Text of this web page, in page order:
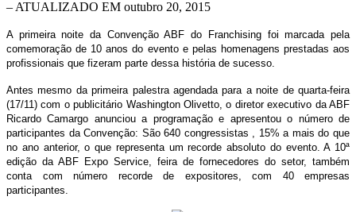
– ATUALIZADO EM outubro 20, 2015
A primeira noite da Convenção ABF do Franchising foi marcada pela
comemoração de 10 anos do evento e pelas homenagens prestadas aos
profissionais que fizeram parte dessa história de sucesso.
Antes mesmo da primeira palestra agendada para a noite de quarta-feira
(17/11) com o publicitário Washington Olivetto, o diretor executivo da ABF
Ricardo Camargo anunciou a programação e apresentou o número de
participantes da Convenção: São 640 congressistas , 15% a mais do que
no ano anterior, o que representa um recorde absoluto do evento. A 10ª
edição da ABF Expo Service, feira de fornecedores do setor, também
conta com número recorde de expositores, com 40 empresas
participantes.